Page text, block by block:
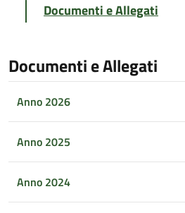
Documenti e Allegati
Documenti e Allegati
Anno 2026
Anno 2025
Anno 2024